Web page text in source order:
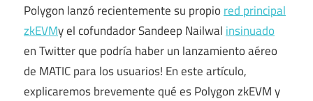
Polygon lanzó recientemente su propio red principal
zkEVMy el cofundador Sandeep Nailwal insinuado
en Twitter que podría haber un lanzamiento aéreo
de MATIC para los usuarios! En este artículo,
explicaremos brevemente qué es Polygon zkEVM y